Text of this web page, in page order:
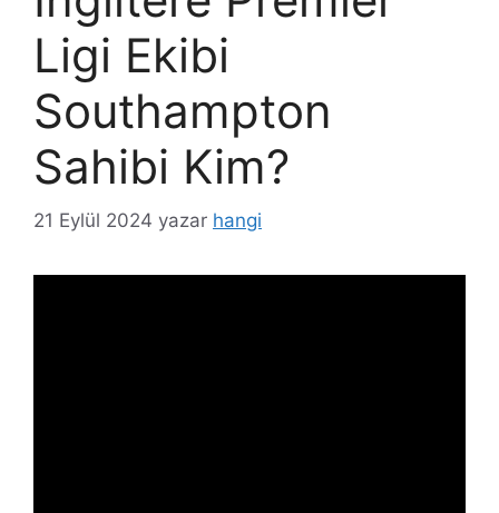
Ligi Ekibi
Southampton
Sahibi Kim?
21 Eylül 2024 yazar hangi